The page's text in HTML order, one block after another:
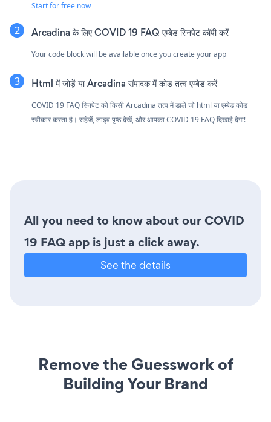
Start for free now
Arcadina के लिए COVID 19 FAQ एम्बेड स्निपेट कॉपी करें
Your code block will be available once you create your app
Html में जोड़ें या Arcadina संपादक में कोड तत्व एम्बेड करें
COVID 19 FAQ स्निपेट को किसी Arcadina तत्व में डालें जो html या एम्बेड कोड
स्वीकार करता है। सहेजें, लाइव पृष्ठ देखें, और आपका COVID 19 FAQ दिखाई देगा!
All you need to know about our COVID
19 FAQ app is just a click away.
See the details
Remove the Guesswork of
Building Your Brand